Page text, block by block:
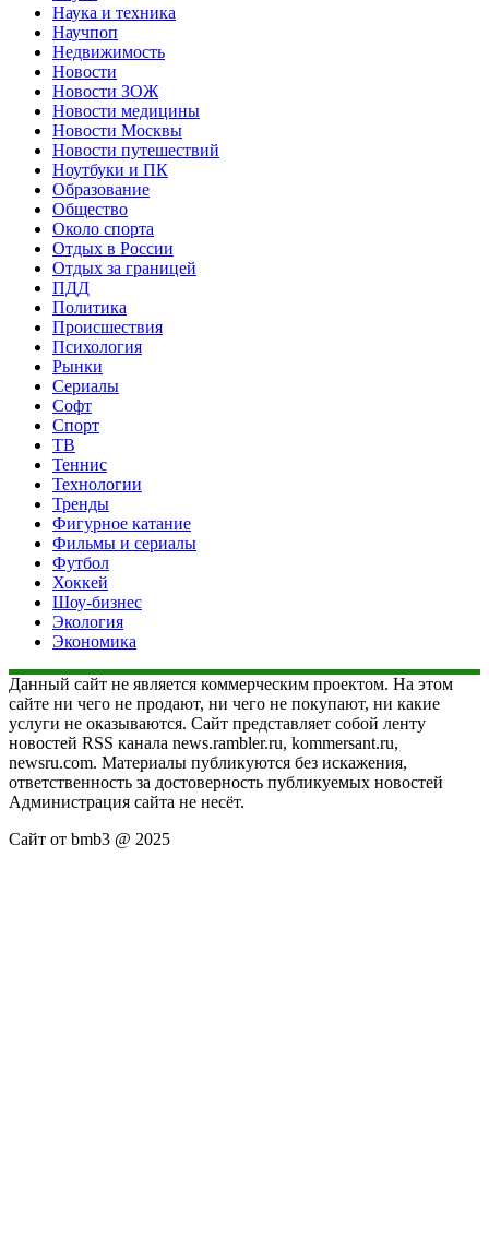
Наука и техника
Научпоп
Недвижимость
Новости
Новости ЗОЖ
Новости медицины
Новости Москвы
Новости путешествий
Ноутбуки и ПК
Образование
Общество
Около спорта
Отдых в России
Отдых за границей
ПДД
Политика
Происшествия
Психология
Рынки
Сериалы
Софт
Спорт
ТВ
Теннис
Технологии
Тренды
Фигурное катание
Фильмы и сериалы
Футбол
Хоккей
Шоу-бизнес
Экология
Экономика
Данный сайт не является коммерческим проектом. На этом
сайте ни чего не продают, ни чего не покупают, ни какие
услуги не оказываются. Сайт представляет собой ленту
новостей RSS канала news.rambler.ru, kommersant.ru,
newsru.com. Материалы публикуются без искажения,
ответственность за достоверность публикуемых новостей
Администрация сайта не несёт.
Сайт от bmb3 @ 2025